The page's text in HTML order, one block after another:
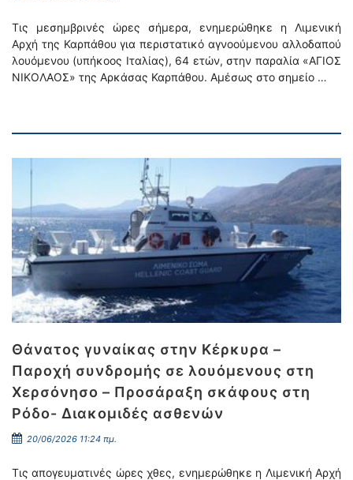
Τις μεσημβρινές ώρες σήμερα, ενημερώθηκε η Λιμενική
Αρχή της Καρπάθου για περιστατικό αγνοούμενου αλλοδαπού
λουόμενου (υπήκοος Ιταλίας), 64 ετών, στην παραλία «ΑΓΙΟΣ
ΝΙΚΟΛΑΟΣ» της Αρκάσας Καρπάθου. Αμέσως στο σημείο …
Θάνατος γυναίκας στην Κέρκυρα –
Παροχή συνδρομής σε λουόμενους στη
Χερσόνησο – Προσάραξη σκάφους στη
Ρόδο- Διακομιδές ασθενών
20/06/2026 11:24 πμ.
Τις απογευματινές ώρες χθες, ενημερώθηκε η Λιμενική Αρχή